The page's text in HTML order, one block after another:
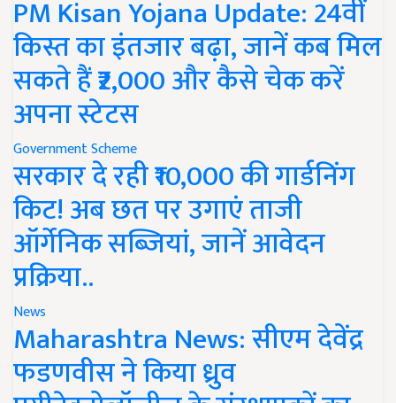
PM Kisan Yojana Update: 24वीं
किस्त का इंतजार बढ़ा, जानें कब मिल
सकते हैं ₹2,000 और कैसे चेक करें
अपना स्टेटस
Government Scheme
सरकार दे रही ₹10,000 की गार्डनिंग
किट! अब छत पर उगाएं ताजी
ऑर्गेनिक सब्जियां, जानें आवेदन
प्रक्रिया..
News
Maharashtra News: सीएम देवेंद्र
फडणवीस ने किया ध्रुव